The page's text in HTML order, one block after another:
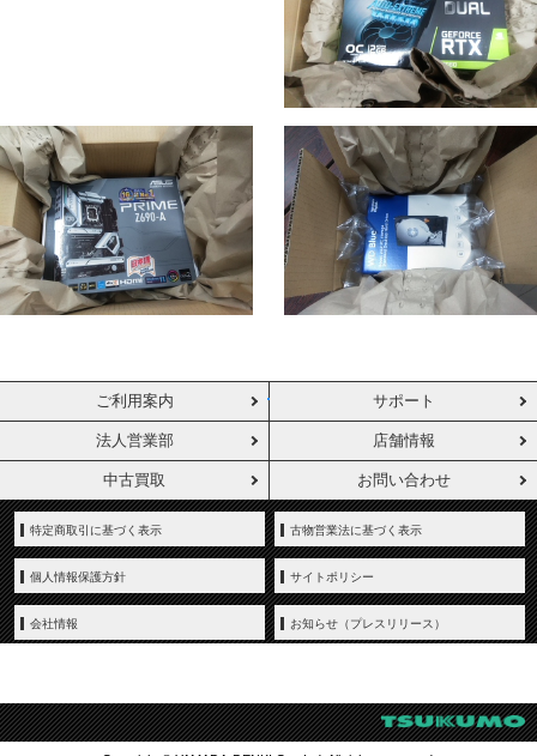
ご利用案内 サポート
法人営業部 店舗情報
中古買取 お問い合わせ
特定商取引に基づく表示 古物営業法に基づく表示
個人情報保護方針 サイトポリシー
会社情報 お知らせ（プレスリリース）